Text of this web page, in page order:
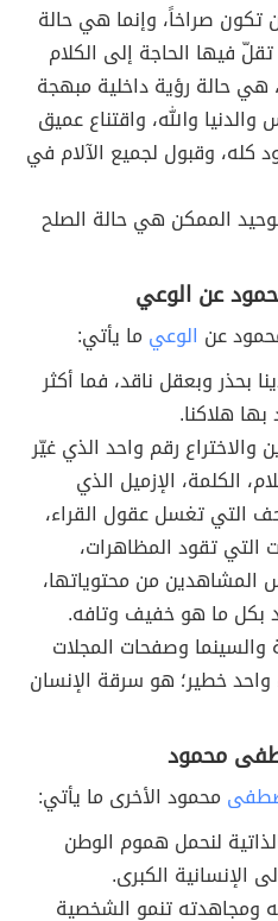
تكون صراخاً، وإنما هي حالة
فيها الحاجة إلى الكلام
هي حالة رؤية داخلية مبهجة
والله، واقتناع عميق
كله، وقبول لجميع الآلام في
الممكن هي حالة الصلح
عن الوعي
عن الوعي ما يأتي:
بحذر وبعقل ناقد، فما أكثر
هلاكنا.
رقم واحد الذي غيّر
الكلمة، الإزميل الذي
التي تغسل عقول القراء،
التي تقود المظاهرات،
المشاهدين من محتوياتها،
بكل ما هو خفيف وتافه.
والسينما وصفحات المجلات
خطير؛ هو سرقة الإنسان
محمود
محمود الأخرى ما يأتي:
لنحمل هموم الوطن
الإنسانية الكبرى.
ومجاهدته تنمو الشخصية